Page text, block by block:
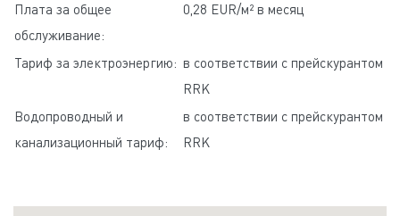
Плата за общее
обслуживание:
0,28 EUR/м² в месяц
Тариф за электроэнергию: в соответствии с прейскурантом
RRK
Водопроводный и
канализационный тариф:
в соответствии с прейскурантом
RRK